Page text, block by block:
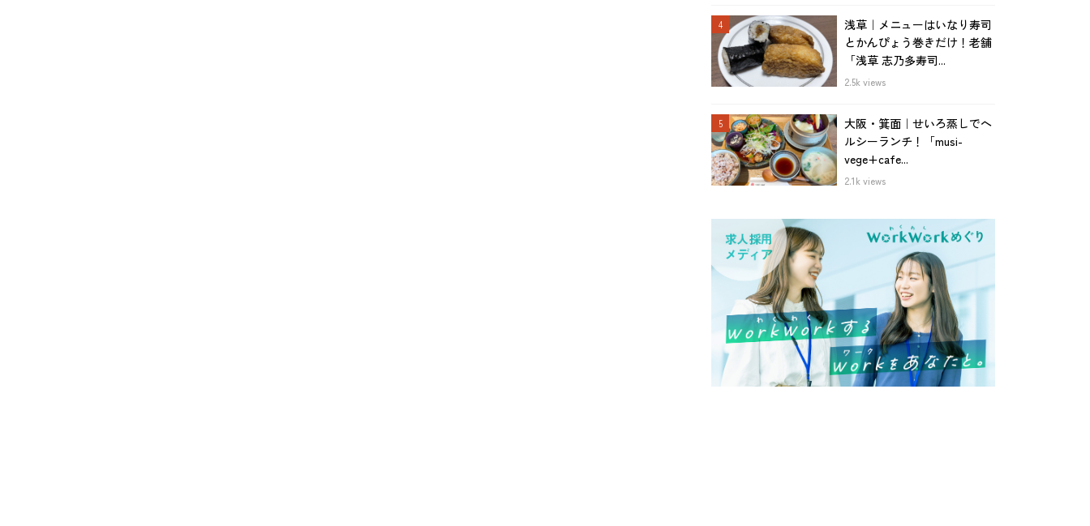
浅草｜メニューはいなり寿司
とかんぴょう巻きだけ！老舗
「浅草 志乃多寿司...
2.5k views
大阪・箕面｜せいろ蒸しでヘ
ルシーランチ！「musi-
vege+cafe...
2.1k views